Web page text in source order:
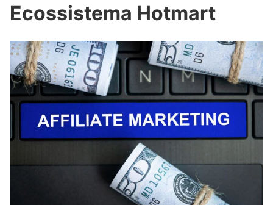
Ecossistema Hotmart